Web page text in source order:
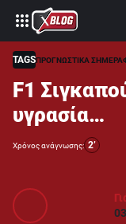
⚽ ΜΟΥΝΤΙΑΛ 2026
ΣΤΟΙΧΗΜΑ
CASINO
ΠΡΟΓΝΩΣΤΙΚΑ
ΠΡΟΓΝΩΣΤΙΚΑ
ΠΡΟΣΦΟΡΕΣ
ΔΙΑΓΩΝΙΣΜΟΙ
TAGSΠΡΟΓΝΩΣΤΙΚΑ ΣΗΜΕΡΑ
F1
υγρασία…
Χρόνος ανάγνωσης: 2’